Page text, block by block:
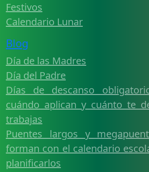
Festivos
Calendario Lunar
Blog
Día de las Madres
Día del Padre
Días de descanso
cuándo aplican y cuánto te
trabajas
Puentes largos y
forman con el calendario
planificarlos